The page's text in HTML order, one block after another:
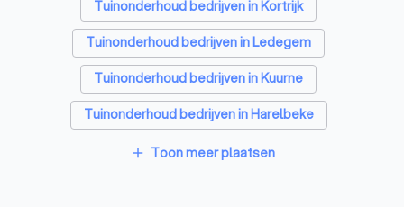
Tuinonderhoud bedrijven in Kortrijk
Tuinonderhoud bedrijven in Ledegem
Tuinonderhoud bedrijven in Kuurne
Tuinonderhoud bedrijven in Harelbeke
Tuinonderhoud bedrijven in Zwevegem
add Toon meer plaatsen